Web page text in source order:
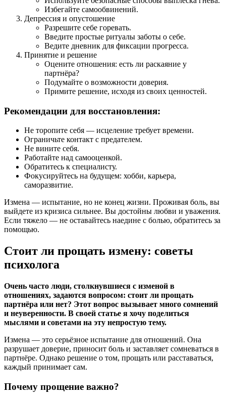
Избегайте самообвинений.
Депрессия и опустошение
Разрешите себе горевать.
Введите простые ритуалы заботы о себе.
Ведите дневник для фиксации прогресса.
Принятие и решение
Оцените отношения: есть ли раскаяние у
партнёра?
Подумайте о возможности доверия.
Примите решение, исходя из своих ценностей.
Рекомендации для восстановления:
Не торопите себя — исцеление требует времени.
Ограничьте контакт с предателем.
Не вините себя.
Работайте над самооценкой.
Обратитесь к специалисту.
Фокусируйтесь на будущем: хобби, карьера,
саморазвитие.
Измена — испытание, но не конец жизни. Проживая боль, вы
выйдете из кризиса сильнее. Вы достойны любви и уважения.
Если тяжело — не оставайтесь наедине с болью, обратитесь за
помощью.
Стоит ли прощать измену: советы
психолога
Очень часто люди, столкнувшиеся с изменой в
отношениях, задаются вопросом: стоит ли прощать
партнёра или нет? Этот вопрос вызывает много сомнений
и неуверенности. В своей статье я хочу поделиться
мыслями и советами на эту непростую тему.
Измена — это серьёзное испытание для отношений. Она
разрушает доверие, приносит боль и заставляет сомневаться в
партнёре. Однако решение о том, прощать или расставаться,
каждый принимает сам.
Почему прощение важно?